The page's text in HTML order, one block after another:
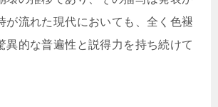
が流れた現代においても、全く色褪
異的な普遍性と説得力を持ち続けて